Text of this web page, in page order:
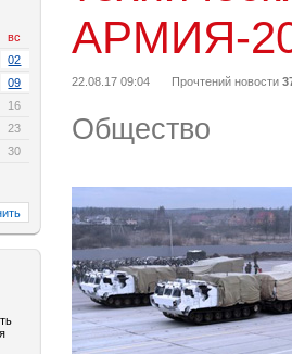
вс
02
09
16
23
30
АРМИЯ-
22.08.17 09:04 Прочтений новости
Общество